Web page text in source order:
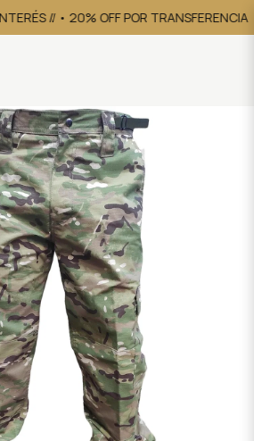
// • 20% OFF POR TRANSFERENCIA •